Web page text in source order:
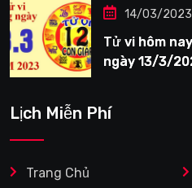
14/03/2023
Tử vi hôm
ngày 13/3/
Lịch Miễn Phí
Trang Chủ